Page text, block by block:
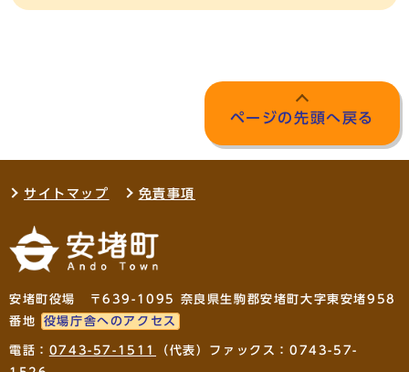
ページの先頭へ戻る
サイトマップ 免責事項
安堵町役場 〒639-1095 奈良県生駒郡安堵町大字東安堵958
番地
役場庁舎へのアクセス
電話： 0743-57-1511
（代表）ファックス：0743-57-